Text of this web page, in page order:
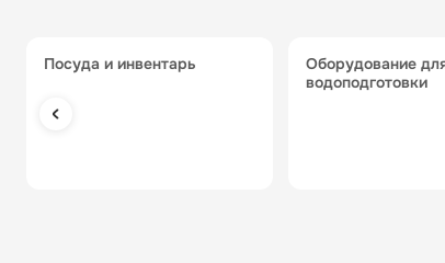
посуда и инвентарь
оборудование для
водоподготовки